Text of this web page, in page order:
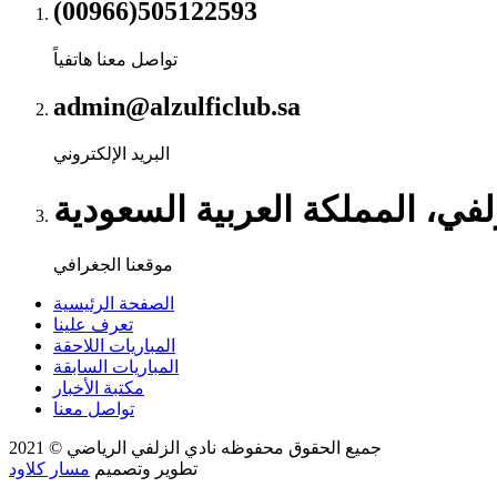
(00966)505122593
تواصل معنا هاتفياً
admin@alzulficlub.sa
البريد الإلكتروني
المملكة العربية السعودية
موقعنا الجغرافي
الصفحة الرئيسية
تعرف علينا
المباريات اللاحقة
المباريات السابقة
مكتبة الأخبار
تواصل معنا
جميع الحقوق محفوظه نادي الزلفي الرياضي © 2021
تطوير وتصميم مسار كلاود